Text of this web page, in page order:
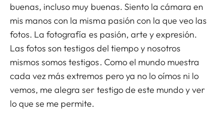
buenas, incluso muy buenas. Siento la cámara en
mis manos con la misma pasión con la que veo las
fotos. La fotografía es pasión, arte y expresión.
Las fotos son testigos del tiempo y nosotros
mismos somos testigos. Como el mundo muestra
cada vez más extremos pero ya no lo oímos ni lo
vemos, me alegra ser testigo de este mundo y ver
lo que se me permite.